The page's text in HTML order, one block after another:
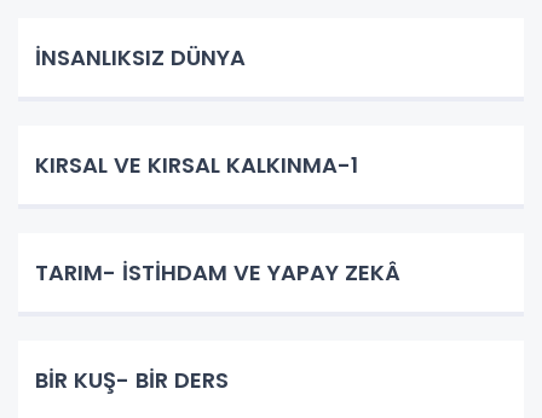
İNSANLIKSIZ DÜNYA
KIRSAL VE KIRSAL KALKINMA-1
TARIM- İSTİHDAM VE YAPAY ZEKÂ
BİR KUŞ- BİR DERS